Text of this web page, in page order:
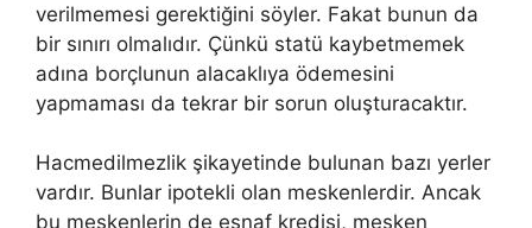
verilmemesi gerektiğini söyler. Fakat bunun da
bir sınırı olmalıdır. Çünkü statü kaybetmemek
adına borçlunun alacaklıya ödemesini
yapmaması da tekrar bir sorun oluşturacaktır.
Hacmedilmezlik şikayetinde bulunan bazı yerler
vardır. Bunlar ipotekli olan meskenlerdir. Ancak
bu meskenlerin de esnaf kredisi, mesken